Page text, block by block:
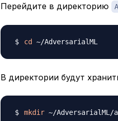
Перейдите в директорию
cd
В директории будут
mkdir